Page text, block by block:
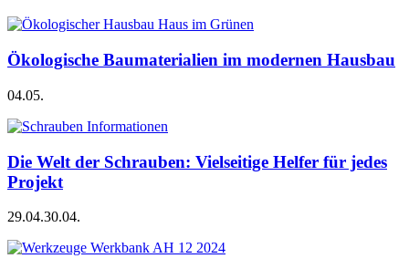
Ökologische Baumaterialien im modernen Hausbau
04.05.
Die Welt der Schrauben: Vielseitige Helfer für jedes
Projekt
29.04.30.04.